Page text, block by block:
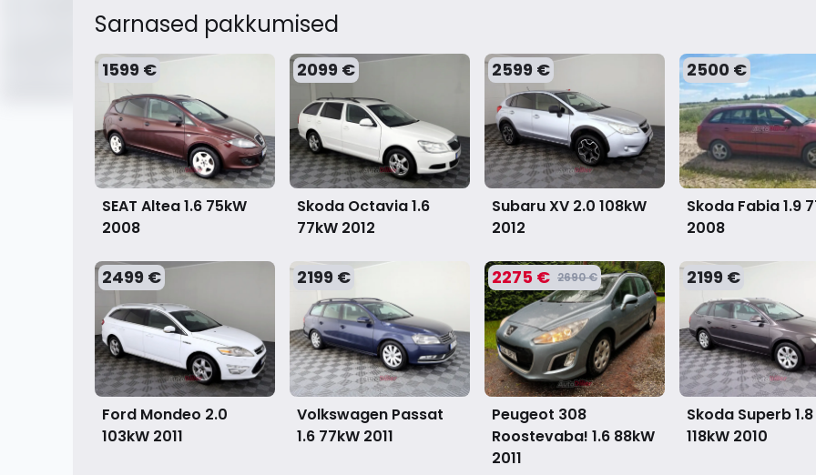
Sarnased pakkumised
1599 €
SEAT Altea 1.6 75kW
2008
2099 €
Skoda Octavia 1.6
77kW 2012
2599 €
Subaru XV 2.0 108kW
2012
2500 €
Skoda Fabia 1.9
2008
2499 €
Ford Mondeo 2.0
103kW 2011
2199 €
Volkswagen Passat
1.6 77kW 2011
2275 € 2690 €
Peugeot 308
Roostevaba! 1.6 88kW
2011
2199 €
Skoda Superb 1.8
118kW 2010